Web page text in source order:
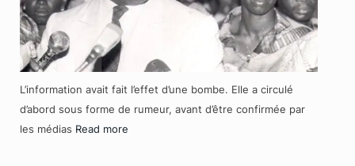
L’information avait fait l’effet d’une bombe. Elle a circulé
d’abord sous forme de rumeur, avant d’être confirmée par
les médias Read more